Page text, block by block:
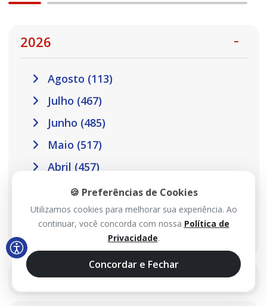
2026
Agosto (113)
Julho (467)
Junho (485)
Maio (517)
Abril (457)
Março (410)
Fevereiro (301)
Janeiro (302)
2025
🍪 Preferências de Cookies
Utilizamos cookies para melhorar sua experiência. Ao
continuar, você concorda com nossa Política de
Privacidade.
Concordar e Fechar